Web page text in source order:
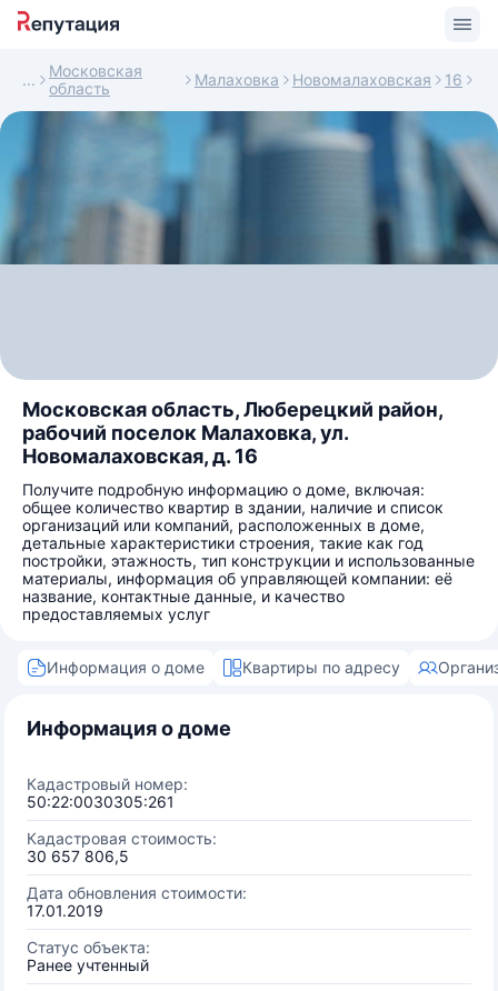
Московская
область
Малаховка Новомалаховская 16
Московская область, Люберецкий район,
рабочий поселок Малаховка, ул.
Новомалаховская, д. 16
Получите подробную информацию о доме, включая:
общее количество квартир в здании, наличие и список
организаций или компаний, расположенных в доме,
детальные характеристики строения, такие как год
постройки, этажность, тип конструкции и использованные
материалы, информация об управляющей компании: её
название, контактные данные, и качество
предоставляемых услуг
Информация о доме Квартиры по адресу
Информация о доме
Кадастровый номер:
50:22:0030305:261
Кадастровая стоимость:
30 657 806,5
Дата обновления стоимости:
17.01.2019
Статус объекта:
Ранее учтенный